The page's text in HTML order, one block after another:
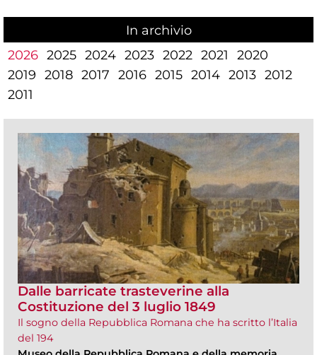
In archivio
2026 2025 2024 2023 2022 2021
2020
2019 2018 2017 2016 2015 2014 2013 2012
2011
Dalle barricate trasteverine alla
Costituzione del 3 luglio 1849
Il sogno della Repubblica Romana che ha scritto l’Italia
del 194